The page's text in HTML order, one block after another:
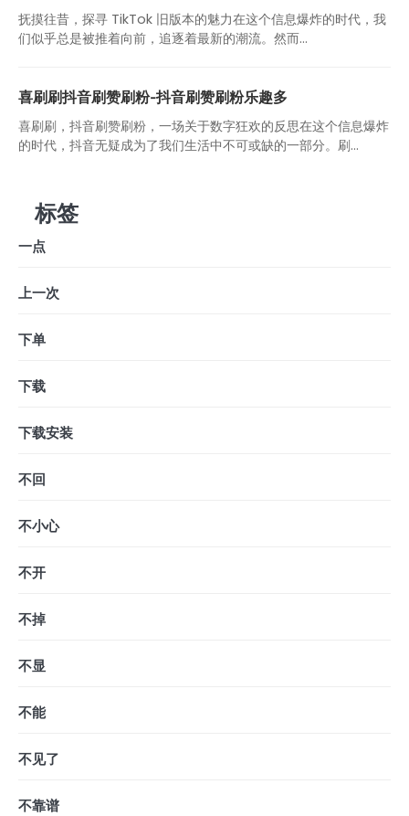
抚摸往昔，探寻 TikTok 旧版本的魅力在这个信息爆炸的时代，我
们似乎总是被推着向前，追逐着最新的潮流。然而...
喜刷刷抖音刷赞刷粉-抖音刷赞刷粉乐趣多
喜刷刷，抖音刷赞刷粉，一场关于数字狂欢的反思在这个信息爆炸
的时代，抖音无疑成为了我们生活中不可或缺的一部分。刷...
标签
一点
上一次
下单
下载
下载安装
不回
不小心
不开
不掉
不显
不能
不见了
不靠谱